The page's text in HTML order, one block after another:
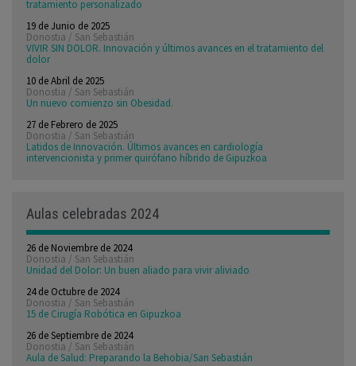
tratamiento personalizado
19 de Junio de 2025
Donostia / San Sebastián
VIVIR SIN DOLOR. Innovación y últimos avances en el tratamiento del
dolor
10 de Abril de 2025
Donostia / San Sebastián
Un nuevo comienzo sin Obesidad.
27 de Febrero de 2025
Donostia / San Sebastián
Latidos de Innovación. Últimos avances en cardiología
intervencionista y primer quirófano híbrido de Gipuzkoa
Aulas celebradas 2024
26 de Noviembre de 2024
Donostia / San Sebastián
Unidad del Dolor: Un buen aliado para vivir aliviado
24 de Octubre de 2024
Donostia / San Sebastián
15 de Cirugía Robótica en Gipuzkoa
26 de Septiembre de 2024
Donostia / San Sebastián
Aula de Salud: Preparando la Behobia/San Sebastián